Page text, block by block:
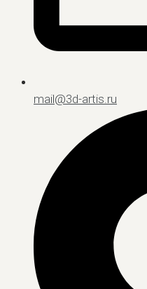
mail@3d-artis.ru